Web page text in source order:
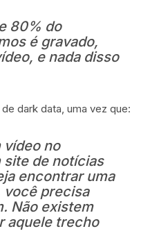
80% do
é gravado,
e nada disso
dark data, uma vez que:
vídeo no
site de notícias
encontrar uma
precisa
Não existem
aquele trecho